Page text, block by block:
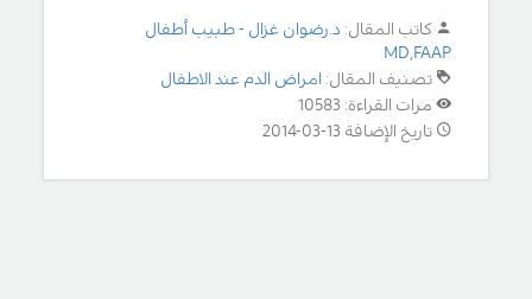
كاتب المقال: د.رضوان غزال - طبيب أطفال
MD,FAAP
تصنيف المقال: امراض الدم عند الاطفال
مرات القراءة: 10583
تاريخ الإضافة 13-03-2014